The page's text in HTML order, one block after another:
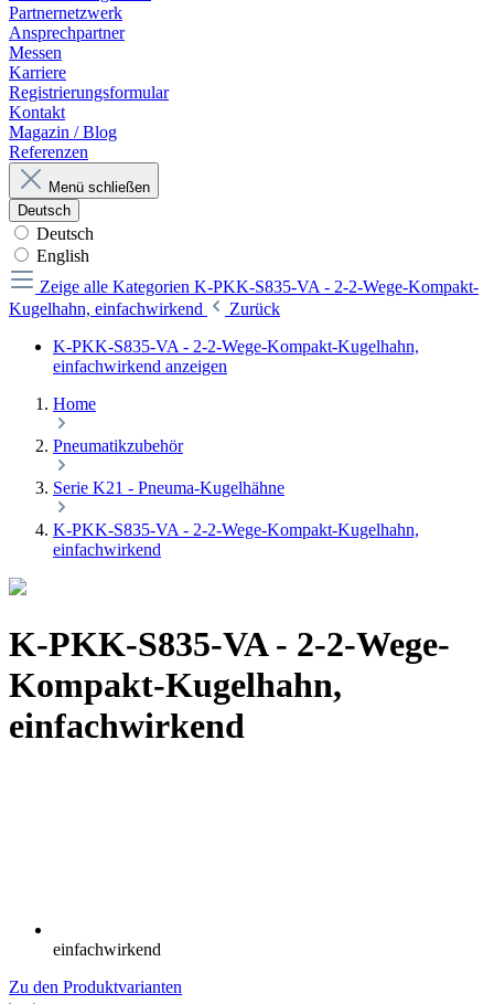
Partnernetzwerk
Ansprechpartner
Messen
Karriere
Registrierungsformular
Kontakt
Magazin / Blog
Referenzen
Menü schließen
Deutsch
Deutsch
English
Zeige alle Kategorien K-PKK-S835-VA - 2-2-Wege-Kompakt-
Kugelhahn, einfachwirkend
Zurück
K-PKK-S835-VA - 2-2-Wege-Kompakt-Kugelhahn,
einfachwirkend anzeigen
Home
Pneumatikzubehör
Serie K21 - Pneuma-Kugelhähne
K-PKK-S835-VA - 2-2-Wege-Kompakt-Kugelhahn,
einfachwirkend
K-PKK-S835-VA - 2-2-Wege-
Kompakt-Kugelhahn,
einfachwirkend
einfachwirkend
Zu den Produktvarianten